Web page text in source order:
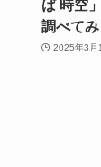
ば 時空
調べて
2025年3月